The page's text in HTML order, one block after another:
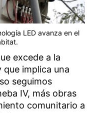
LED avanza en el
excede a la
implica una
seguimos
IV, más obras
comunitario a